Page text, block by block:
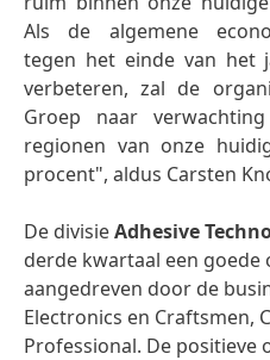
Als de algemene
tegen het einde van het
verbeteren, zal de
Groep naar
regionen van onze
procent", aldus Carsten
De divisieAdhesive
derde kwartaal een
aangedreven door de
Electronics en Craftsmen,
Professional. De positieve